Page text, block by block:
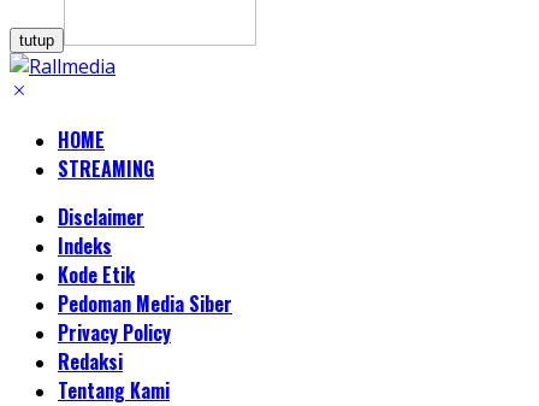
tutup
HOME
STREAMING
Disclaimer
Indeks
Kode Etik
Pedoman Media Siber
Privacy Policy
Redaksi
Tentang Kami